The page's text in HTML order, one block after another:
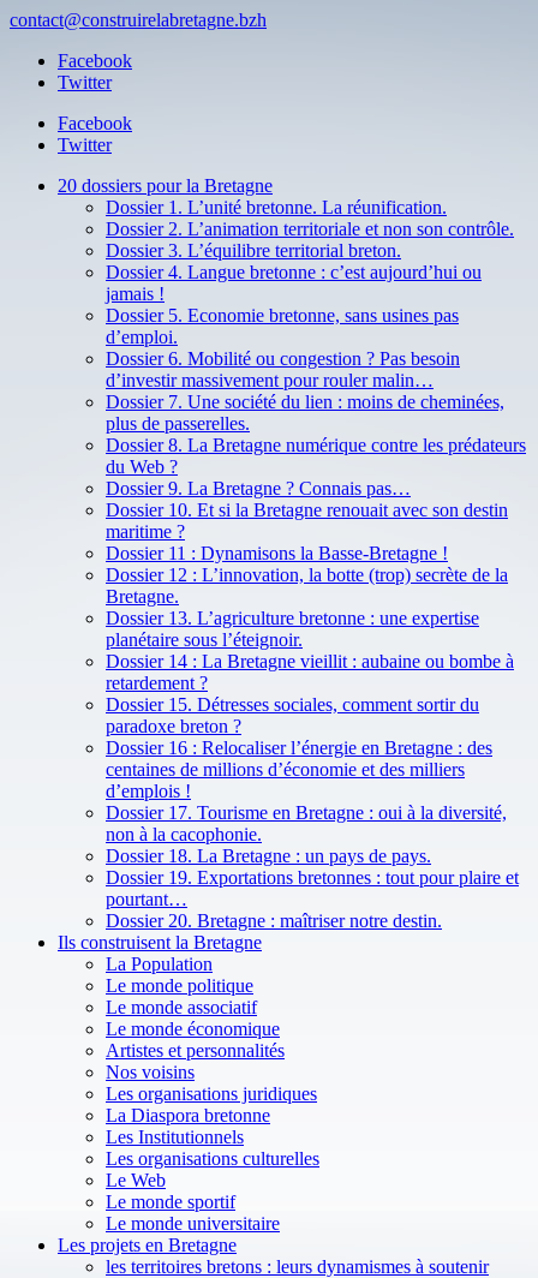
contact@construirelabretagne.bzh
Facebook
Twitter
Facebook
Twitter
20 dossiers pour la Bretagne
Dossier 1. L’unité bretonne. La réunification.
Dossier 2. L’animation territoriale et non son contrôle.
Dossier 3. L’équilibre territorial breton.
Dossier 4. Langue bretonne : c’est aujourd’hui ou
jamais !
Dossier 5. Economie bretonne, sans usines pas
d’emploi.
Dossier 6. Mobilité ou congestion ? Pas besoin
d’investir massivement pour rouler malin…
Dossier 7. Une société du lien : moins de cheminées,
plus de passerelles.
Dossier 8. La Bretagne numérique contre les prédateurs
du Web ?
Dossier 9. La Bretagne ? Connais pas…
Dossier 10. Et si la Bretagne renouait avec son destin
maritime ?
Dossier 11 : Dynamisons la Basse-Bretagne !
Dossier 12 : L’innovation, la botte (trop) secrète de la
Bretagne.
Dossier 13. L’agriculture bretonne : une expertise
planétaire sous l’éteignoir.
Dossier 14 : La Bretagne vieillit : aubaine ou bombe à
retardement ?
Dossier 15. Détresses sociales, comment sortir du
paradoxe breton ?
Dossier 16 : Relocaliser l’énergie en Bretagne : des
centaines de millions d’économie et des milliers
d’emplois !
Dossier 17. Tourisme en Bretagne : oui à la diversité,
non à la cacophonie.
Dossier 18. La Bretagne : un pays de pays.
Dossier 19. Exportations bretonnes : tout pour plaire et
pourtant…
Dossier 20. Bretagne : maîtriser notre destin.
Ils construisent la Bretagne
La Population
Le monde politique
Le monde associatif
Le monde économique
Artistes et personnalités
Nos voisins
Les organisations juridiques
La Diaspora bretonne
Les Institutionnels
Les organisations culturelles
Le Web
Le monde sportif
Le monde universitaire
Les projets en Bretagne
les territoires bretons : leurs dynamismes à soutenir